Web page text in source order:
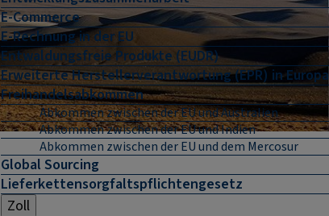
E-Commerce
E-Rechnung in der EU
Entwaldungsfreie Produkte (EUDR)
Erweiterte Herstellerverantwortung (EPR) in Europa
Freihandelsabkommen
Abkommen zwischen der EU und Australien
Abkommen zwischen der EU und Indien
Abkommen zwischen der EU und dem Mercosur
Global Sourcing
Lieferkettensorgfaltspflichtengesetz
Zoll